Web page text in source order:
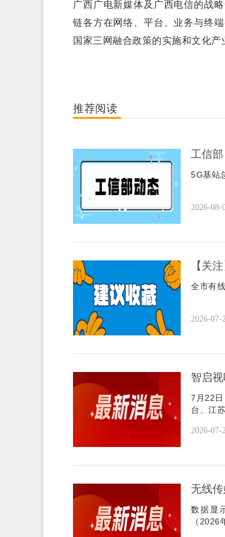
广西广电新媒体及广西电信的战
链各方在网络、平台、业务与终
国家三网融合政策的实施和文化产
推荐阅读
工信
5G基站
2026-08-
【关
全市有
2026-07-
智启
7月22日
台、江
一届广
2026-07-
无线
数据显
（2026